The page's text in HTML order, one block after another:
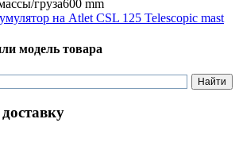
груза600 mm
на Atlet CSL 125 Telescopic mast
модель товара